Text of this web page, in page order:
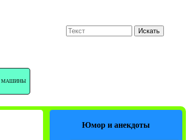
МАШИНЫ
Искать
Юмор и анекдоты